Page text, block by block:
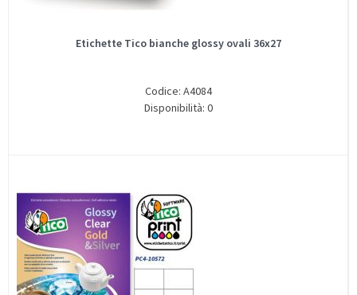
Etichette Tico bianche glossy ovali 36x27
Codice: A4084
Disponibilità: 0